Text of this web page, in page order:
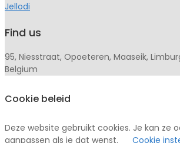
Jellodi
Find us
95, Niesstraat, Opoeteren, Maaseik,
Belgium
Cookie beleid
Deze website gebruikt cookies. Je kan ze
aanpassen als je dat wenst.
Cookie